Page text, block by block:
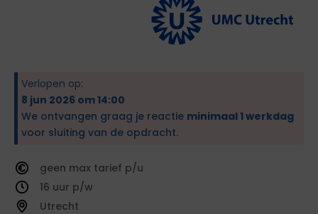
Verlopen op:
8 jun 2026 om 14:00
We ontvangen graag je reactie minimaal 1 werkdag
voor sluiting van de opdracht.
geen
tarief
16
Utrecht